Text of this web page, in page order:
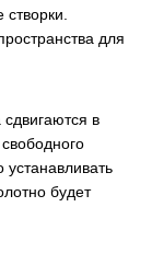
для
в
будет